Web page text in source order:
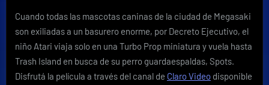
Cuando todas las mascotas caninas de la ciudad de Megasaki
son exiliadas a un basurero enorme, por Decreto Ejecutivo, el
niño Atari viaja solo en una Turbo Prop miniatura y vuela hasta
Trash Island en busca de su perro guardaespaldas, Spots.
Disfrutá la película a través del canal de Claro Video disponible